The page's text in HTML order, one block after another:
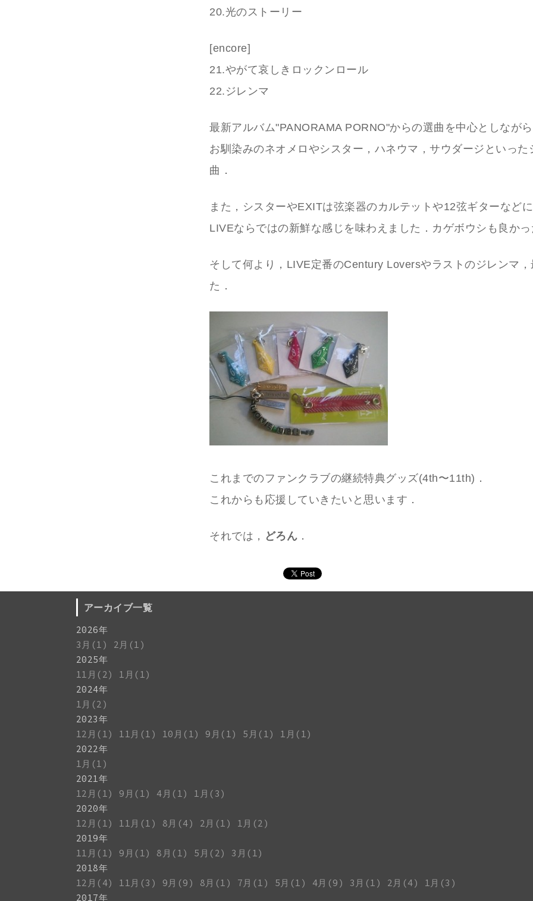
20.光のストーリー
[encore]
21.やがて哀しきロックンロール
22.ジレンマ
最新アルバム"PANORAMA PORNO"からの選曲を中心としなが
お馴染みのネオメロやシスター，ハネウマ，サウダージといった
曲．
また，シスターやEXITは弦楽器のカルテットや12弦ギターなど
LIVEならではの新鮮な感じを味わえました．カゲボウシも良か
そして何より，LIVE定番のCentury Loversやラストのジレンマ
た．
これまでのファンクラブの継続特典グッズ(4th〜11th)．
これからも応援していきたいと思います．
それでは， どろん ．
アーカイブ一覧
2026年
3月(1)
2月(1)
2025年
11月(2)
1月(1)
2024年
1月(2)
2023年
12月(1)
11月(1) 10月(1) 9月(1) 5月(1)
1月(1)
2022年
1月(1)
2021年
12月(1)
9月(1) 4月(1)
1月(3)
2020年
12月(1)
11月(1) 8月(4) 2月(1)
1月(2)
2019年
11月(1)
9月(1) 8月(1) 5月(2)
3月(1)
2018年
12月(4)
11月(3) 9月(9) 8月(1) 7月(1) 5月(1) 4月(9) 3月(1) 2月(4)
1月(3)
2017年